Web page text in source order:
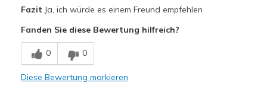
Breathe Well
Comfortable
Fazit Ja, ich würde es einem Freund empfehlen
Fanden Sie diese Bewertung hilfreich?
0 0
Diese Bewertung markieren